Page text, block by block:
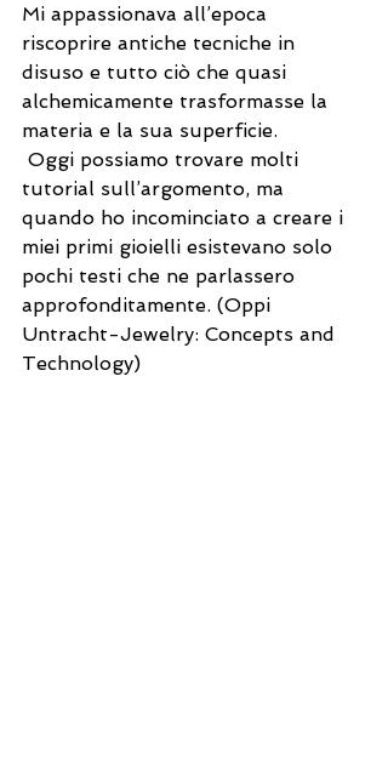
Mi appassionava all’epoca
riscoprire antiche tecniche in
disuso e tutto ciò che quasi
alchemicamente trasformasse la
materia e la sua superficie.
tutorial sull’argomento, ma
quando ho incominciato a creare i
miei primi gioielli esistevano solo
pochi testi che ne parlassero
approfonditamente. (Oppi
Untracht-Jewelry: Concepts and
Technology)